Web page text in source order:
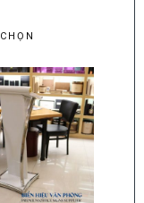
đến
1,500,000₫
CHỌN
có
nhiều
biến
thể.
Các
tùy